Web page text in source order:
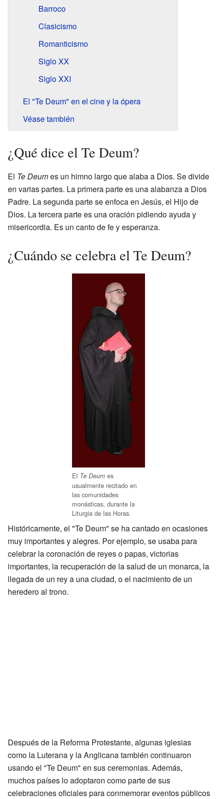
Barroco
Clasicismo
Romanticismo
Siglo XX
Siglo XXI
El "Te Deum" en el cine y la ópera
Véase también
¿Qué dice el Te Deum?
El Te Deumes un himno largo que alaba a Dios. Se divide
en varias partes. La primera parte es una alabanza a Dios
Padre. La segunda parte se enfoca en Jesús, el Hijo de
Dios. La tercera parte es una oración pidiendo ayuda y
misericordia. Es un canto de fe y esperanza.
¿Cuándo se celebra el Te Deum?
El Te Deum es
usualmente recitado en
las comunidades
monásticas, durante la
Liturgia de las Horas.
Históricamente, el "Te Deum" se ha cantado en ocasiones
muy importantes y alegres. Por ejemplo, se usaba para
celebrar la coronación de reyes o papas, victorias
importantes, la recuperación de la salud de un monarca, la
llegada de un rey a una ciudad, o el nacimiento de un
heredero al trono.
Después de la Reforma Protestante, algunas iglesias
como la Luterana y la Anglicana también continuaron
usando el "Te Deum" en sus ceremonias. Además,
muchos países lo adoptaron como parte de sus
celebraciones oficiales para conmemorar eventos públicos